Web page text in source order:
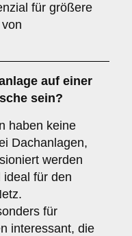
für größere
auf einer
sein?
haben keine
Dachanlagen,
werden
ideal für den
für
interessant, die